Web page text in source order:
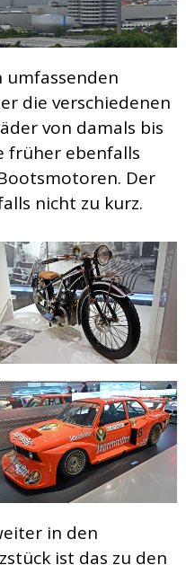
umfassenden
die verschiedenen
von damals bis
früher ebenfalls
Der
nicht zu kurz.
in den
ist das zu den